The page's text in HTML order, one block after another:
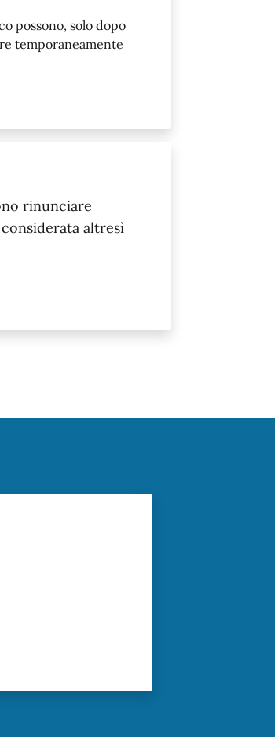
possono, solo dopo
temporaneamente
rinunciare
altresì